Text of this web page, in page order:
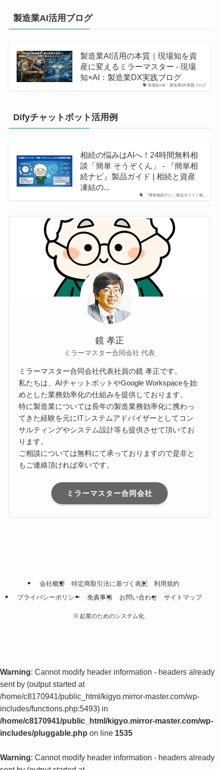
製造業AI活用ブログ
現場知×AI：製造業DX実践ブログ
製造業AI活用の本質｜現場知を資
産に変えるミラーマスター - 現場
知×AI：製造業DX実践ブログ
Difyチャットボット活用例
『簡単相続ナビ』製品ガイド | 相...
相続の悩みはAIへ！24時間無料相
談「簡単 そうぞくん」 - 『簡単相
続ナビ』製品ガイド | 相続と資産
凍結の...
鏡 孝正
ミラーマスター合同会社 代表
ミラーマスター合同会社代表社員の鏡 孝正です。
私たちは、AIチャットボットやGoogle Workspaceを始
めとした業務効率化の仕組みを提供しております。
特に製造業については長年の製造業務効率化に携わっ
てきた経験を元にITシステムアドバイザーとしてコン
サルティングやシステム設計等も提供させて頂いてお
ります。
ご相談については無料にて承っておりますので是非と
もご連絡頂ければ幸いです。
ミラーマスター合同会社
会社概要 特定商取引法に基づく表記
利用規約
プライバシーポリシー
免責事項 お問い合わせ サイトマップ
©起業のためのシステム化.
Warning: Cannot modify header information - headers already
sent by (output started at
/home/c8170941/public_html/kigyo.mirror-master.com/wp-
includes/functions.php:5493) in
/home/c8170941/public_html/kigyo.mirror-master.com/wp-
includes/pluggable.php on line 1535
Warning: Cannot modify header information - headers already